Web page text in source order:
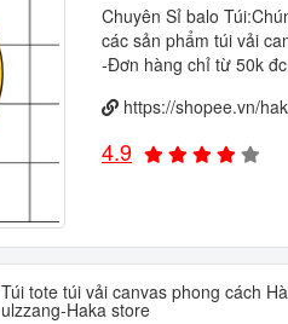
Chuyên Sỉ balo
các sản phẩm túi vải
-Đơn hàng chỉ từ 50k
https://shopee.vn/
4.9
Túi tote túi vải canvas phong cách
ulzzang-Haka store